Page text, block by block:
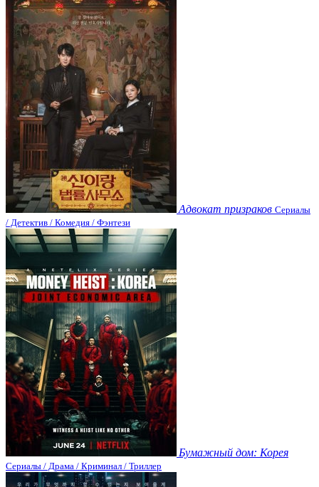
Адвокат призраков Сериалы
/ Детектив / Комедия / Фэнтези
Бумажный дом: Корея
Сериалы / Драма / Криминал / Триллер